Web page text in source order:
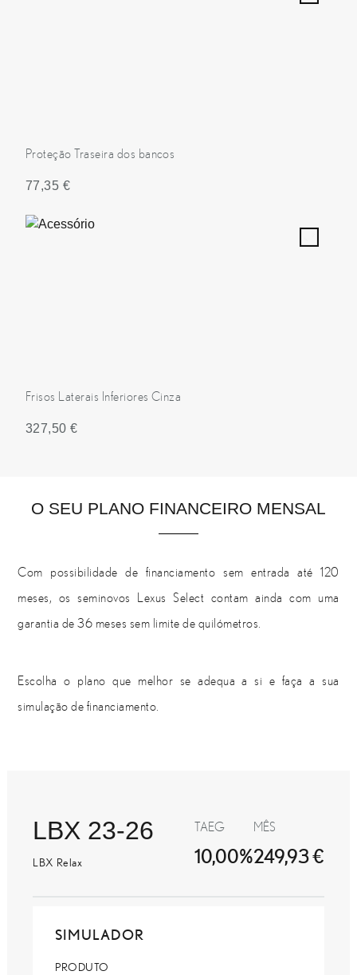
Proteção Traseira dos bancos
77,35 €
Frisos Laterais Inferiores Cinza
327,50 €
O SEU PLANO FINANCEIRO MENSAL
Com possibilidade de financiamento sem entrada até 120
meses, os seminovos Lexus Select contam ainda com uma
garantia de 36 meses sem limite de quilómetros.
Escolha o plano que melhor se adequa a si e faça a sua
simulação de financiamento.
LBX 23-26
LBX Relax
TAEG
10,00%
MÊS
249,93 €
SIMULADOR
PRODUTO